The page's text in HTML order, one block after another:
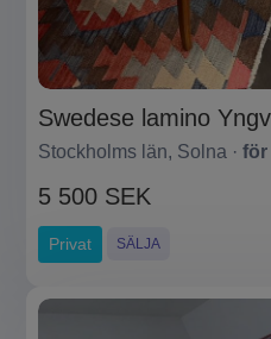
Swedese lamino
Stockholms län, Solna · för
5 500 SEK
Privat SÄLJA